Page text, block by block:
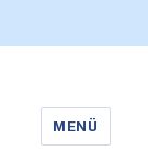
MENÜ